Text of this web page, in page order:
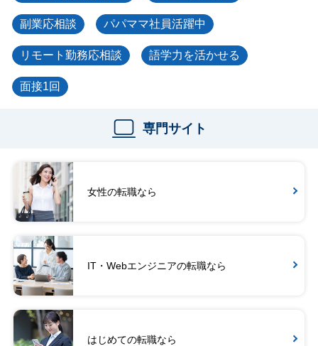
副業応相談 パパママ社員活躍中
リモート勤務応相談 語学力を活かせる
面接1回
専門サイト
女性の転職なら
IT・Webエンジニアの転職なら
はじめての転職なら